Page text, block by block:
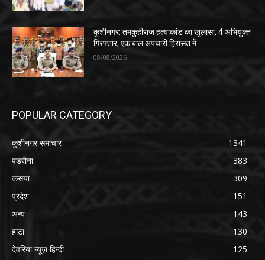
कुशीनगर: तमकुहीराज हत्याकांड का खुलासा, 4 अभियुक्त
गिरफ्तार, एक बाल अपचारी हिरासत में
08/08/2026
POPULAR CATEGORY
कुशीनगर समाचार
1341
पडरौना
383
कसया
309
प्रदेश
151
अन्य
143
हाटा
130
देवरिया न्यूज़ हिन्दी
125